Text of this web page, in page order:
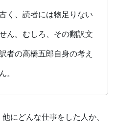
く、読者には物足りない
ん。むしろ、その翻訳文
者の高橋五郎自身の考え
。
にどんな仕事をした人か、